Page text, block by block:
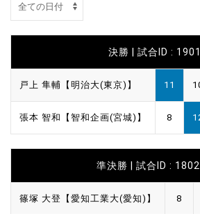
決勝 | 試合ID :
戸上 隼輔【明治大(東京)】 11
張本 智和【智和企画(宮城)】 8
準決勝 | 試合ID : 1802
篠塚 大登【愛知工業大(愛知)】 8